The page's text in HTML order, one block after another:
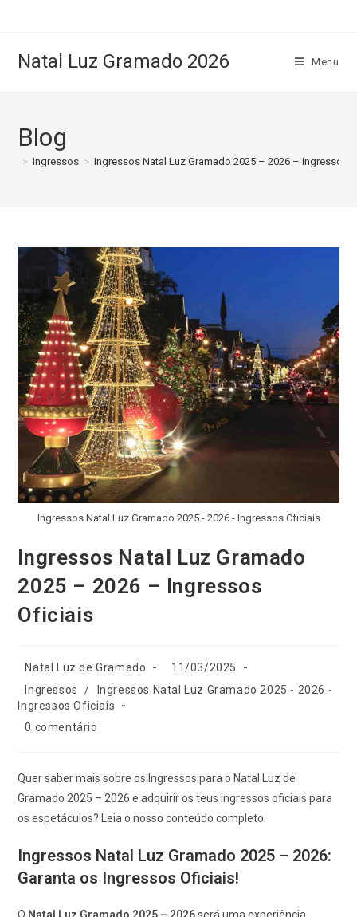
Natal Luz Gramado 2026 Menu
Blog
> Ingressos > Ingressos Natal Luz Gramado 2025 – 2026 – Ingressos
Ingressos Natal Luz Gramado 2025 - 2026 - Ingressos Oficiais
Ingressos Natal Luz Gramado
2025 – 2026 – Ingressos
Oficiais
Natal Luz de Gramado
11/03/2025
Ingressos
/
Ingressos Natal Luz Gramado 2025 - 2026 -
Ingressos Oficiais
0 comentário
Quer saber mais sobre os Ingressos para o Natal Luz de
Gramado 2025 – 2026 e adquirir os teus ingressos oficiais para
os espetáculos? Leia o nosso conteúdo completo.
Ingressos Natal Luz Gramado 2025 – 2026:
Garanta os Ingressos Oficiais!
O Natal Luz Gramado 2025 – 2026será uma experiência